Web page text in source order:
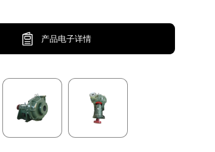
产品电子详情